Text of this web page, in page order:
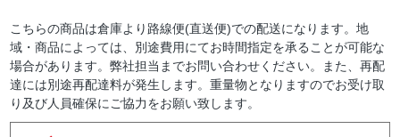
こちらの商品は倉庫より路線便(直送便)での配送になります。地
域・商品によっては、別途費用にてお時間指定を承ることが可能な
場合があります。弊社担当までお問い合わせください。また、再配
達には別途再配達料が発生します。重量物となりますのでお受け取
り及び人員確保にご協力をお願い致します。